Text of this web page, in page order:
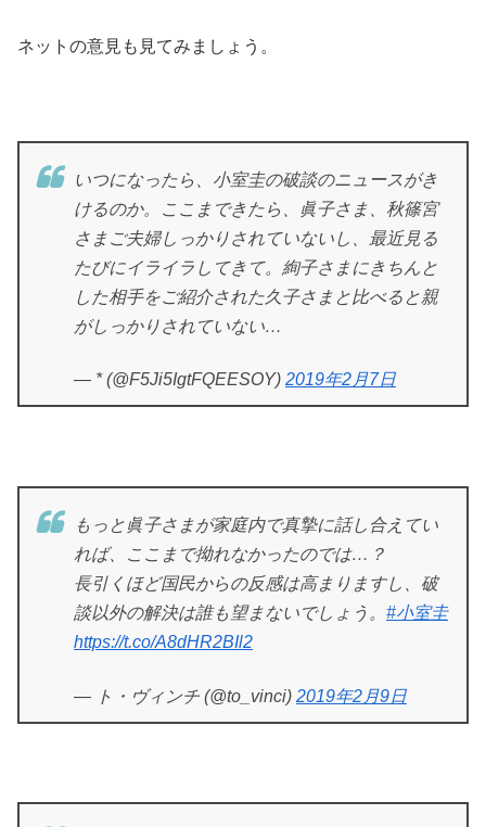
ネットの意見も見てみましょう。
いつになったら、小室圭の破談のニュースがき
けるのか。ここまできたら、眞子さま、秋篠宮
さまご夫婦しっかりされていないし、最近見る
たびにイライラしてきて。絢子さまにきちんと
した相手をご紹介された久子さまと比べると親
がしっかりされていない…
— * (@F5Ji5IgtFQEESOY) 2019年2月7日
もっと眞子さまが家庭内で真摯に話し合えてい
れば、ここまで拗れなかったのでは…？
長引くほど国民からの反感は高まりますし、破
談以外の解決は誰も望まないでしょう。 #小室圭
https://t.co/A8dHR2BIl2
— ト・ヴィンチ (@to_vinci) 2019年2月9日